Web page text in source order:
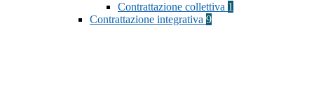
Contrattazione collettiva 1
Contrattazione integrativa 9